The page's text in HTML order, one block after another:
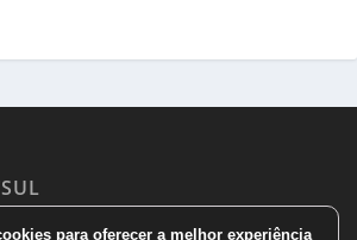
7752| comercial@metsul.com
para oferecer a melhor experiência